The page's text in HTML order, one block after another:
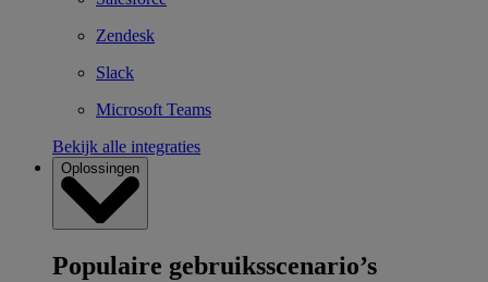
Zendesk
Slack
Microsoft Teams
Bekijk alle integraties
Oplossingen
Populaire gebruiksscenario’s